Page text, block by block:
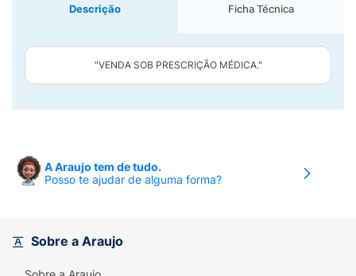
Descrição Ficha Técnica
"VENDA SOB PRESCRIÇÃO MÉDICA."
A Araujo tem de tudo.
Posso te ajudar de alguma forma?
Sobre a Araujo